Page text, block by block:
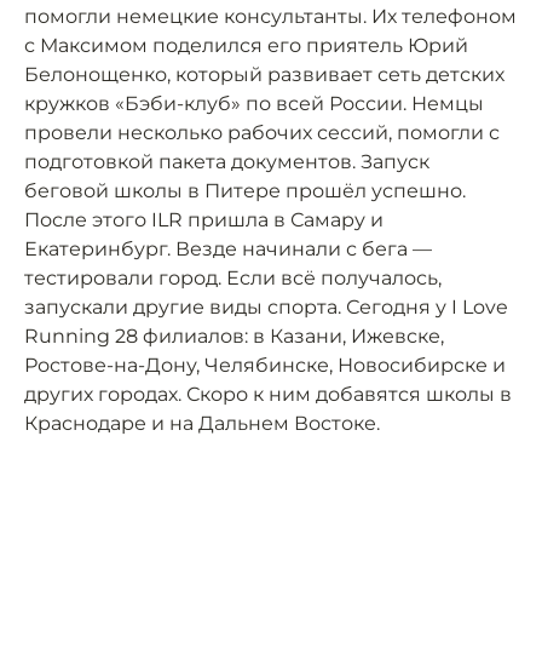
помогли немецкие консультанты. Их телефоном
с Максимом поделился его приятель Юрий
Белонощенко, который развивает сеть детских
кружков «Бэби-клуб» по всей России. Немцы
провели несколько рабочих сессий, помогли с
подготовкой пакета документов. Запуск
беговой школы в Питере прошёл успешно.
После этого ILR пришла в Самару и
Екатеринбург. Везде начинали с бега —
тестировали город. Если всё получалось,
запускали другие виды спорта. Сегодня у I Love
Running 28 филиалов: в Казани, Ижевске,
Ростове-на-Дону, Челябинске, Новосибирске и
других городах. Скоро к ним добавятся школы в
Краснодаре и на Дальнем Востоке.